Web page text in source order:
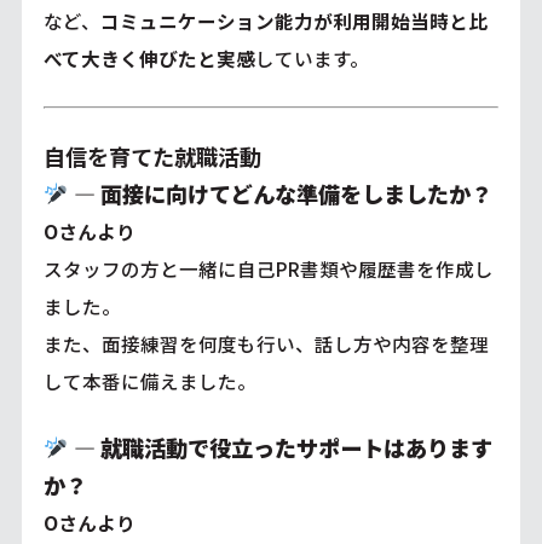
など、 コミュニケーション能力が利用開始当時と比
べて大きく伸びたと実感しています。
自信を育てた就職活動
―面接に向けてどんな準備をしましたか？
Oさんより
スタッフの方と一緒に自己PR書類や履歴書を作成し
ました。
また、面接練習を何度も行い、話し方や内容を整理
して本番に備えました。
―就職活動で役立ったサポートはあります
か？
Oさんより